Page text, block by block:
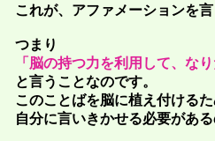
これが、アファメーションを
つまり
「脳の持つ力を利用して、な
と言うことなのです。
このことばを脳に植え付ける
自分に言いきかせる必要があ